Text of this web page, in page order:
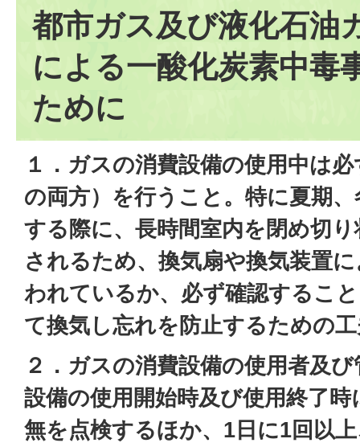
都市ガス及び液化石油
による一酸化炭素中毒
ために
１．ガスの消費設備の使用中は
の両方）を行うこと。特に夏期
する際に、長時間室内を閉め切
されるため、換気扇や換気装置
われているか、必ず確認するこ
て換気し忘れを防止するための
２．ガスの消費設備の使用者及
設備の使用開始時及び使用終了
無を点検するほか、1日に1回以